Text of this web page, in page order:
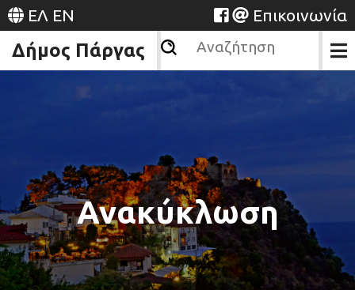
ΕΛ EN Επικοινωνία
Δήμος Πάργας
Ανακύκλωση